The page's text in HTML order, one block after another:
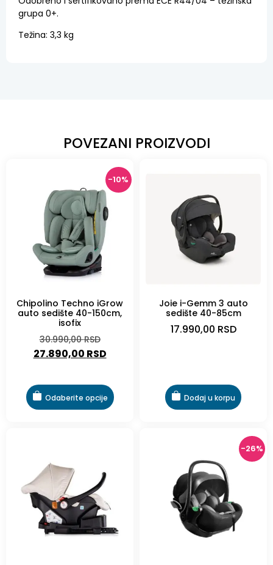
grupa 0+.
Težina: 3,3 kg
POVEZANI PROIZVODI
-10%
Chipolino Techno iGrow
auto sedište 40-150cm,
isofix
30.990,00RSD
27.890,00 RSD
Odaberite opcije
Joie i-Gemm 3 auto
sedište 40-85cm
17.990,00 RSD
Dodaj u korpu
-26%